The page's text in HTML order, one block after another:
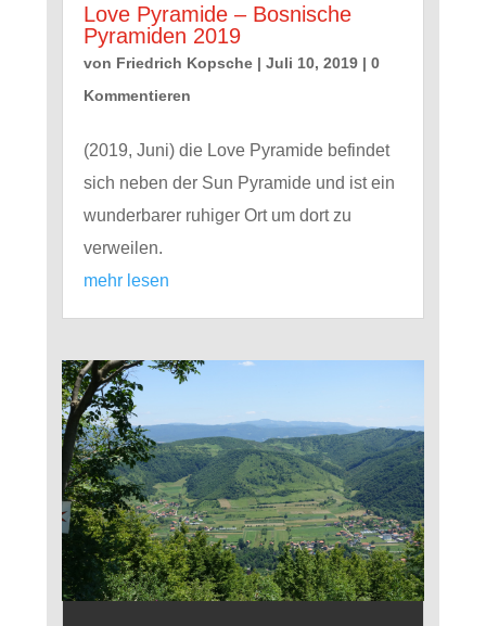
Love Pyramide – Bosnische
Pyramiden 2019
von Friedrich Kopsche |Juli 10, 2019 | 0
Kommentieren
(2019, Juni) die Love Pyramide befindet
sich neben der Sun Pyramide und ist ein
wunderbarer ruhiger Ort um dort zu
verweilen.
mehr lesen